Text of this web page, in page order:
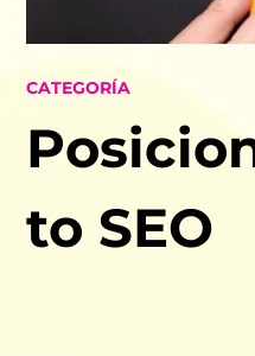
CATEGORÍA
to SEO